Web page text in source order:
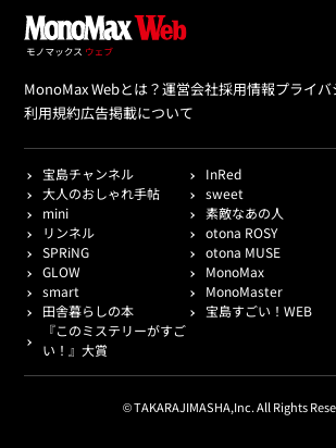
MonoMax Webとは？運営会社採用情報プライ
利用規約広告掲載について
宝島チャンネル
InRed
大人のおしゃれ手帖
sweet
mini
素敵なあの人
リンネル
otona ROSY
SPRiNG
otona MUSE
GLOW
MonoMax
smart
MonoMaster
田舎暮らしの本
宝島すごい！WEB
『このミステリーがすご
い！』大賞
© TAKARAJIMASHA,Inc. All Rights